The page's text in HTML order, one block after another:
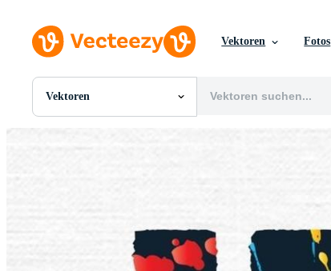
Vektoren Fotos
Vektoren
Alle Bilder
Motion Graphics
Redaktionelle Bilder